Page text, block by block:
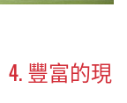
4. 豐富的現